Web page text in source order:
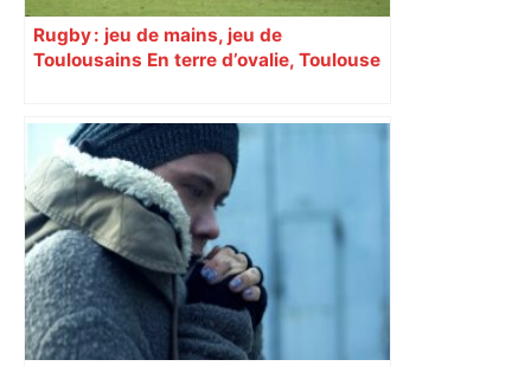
Rugby : jeu de mains, jeu de
Toulousains En terre d’ovalie, Toulouse
revendiquant surtout son art du jeu en
mouvement, vif et spectaculaire.
Décryptage. Série (4 / 10)